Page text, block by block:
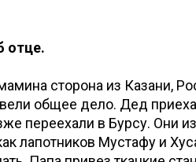
отце.
сторона из Казани,
общее дело. Дед
переехали в Бурсу. Они
лапотников Мустафу и